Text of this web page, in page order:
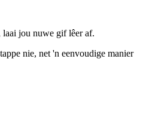
laai jou nuwe gif lêer af.
nie, net 'n eenvoudige manier